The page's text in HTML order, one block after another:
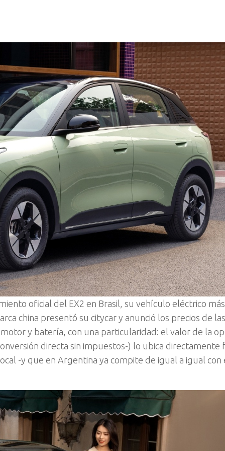
oficial del EX2 en Brasil, su vehículo eléctrico más
china presentó su citycar y anunció los precios de las
y batería, con una particularidad: el valor de la
directa sin impuestos-) lo ubica directamente
-y que en Argentina ya compite de igual a igual con